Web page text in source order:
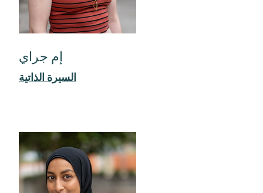
إم جراي
السيرة الذاتية